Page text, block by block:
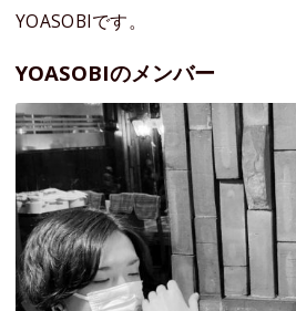
YOASOBIです。
YOASOBIのメンバー